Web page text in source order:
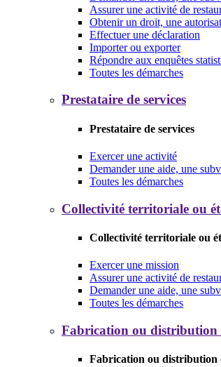
Assurer une activité de
Obtenir un droit, une
Effectuer une déclaration
Importer ou exporter
Répondre aux enquêtes
Toutes les démarches
Prestataire de services
Prestataire de services
Exercer une activité
Demander une aide, une
Toutes les démarches
Collectivité territoriale ou
Collectivité territoriale ou
Exercer une mission
Assurer une activité de
Demander une aide, une
Toutes les démarches
Fabrication ou distribution
Fabrication ou distribution